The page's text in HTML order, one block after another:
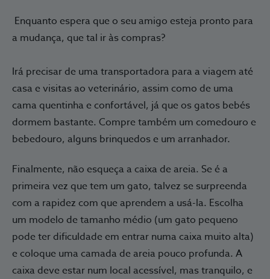
Enquanto espera que o seu amigo esteja pronto para
a mudança, que tal ir às compras?
Irá precisar de uma transportadora para a viagem até
casa e visitas ao veterinário, assim como de uma
cama quentinha e confortável, já que os gatos bebés
dormem bastante. Compre também um comedouro e
bebedouro, alguns brinquedos e um arranhador.
Finalmente, não esqueça a caixa de areia. Se é a
primeira vez que tem um gato, talvez se surpreenda
com a rapidez com que aprendem a usá-la. Escolha
um modelo de tamanho médio (um gato pequeno
pode ter dificuldade em entrar numa caixa muito alta)
e coloque uma camada de areia pouco profunda. A
caixa deve estar num local acessível, mas tranquilo, e